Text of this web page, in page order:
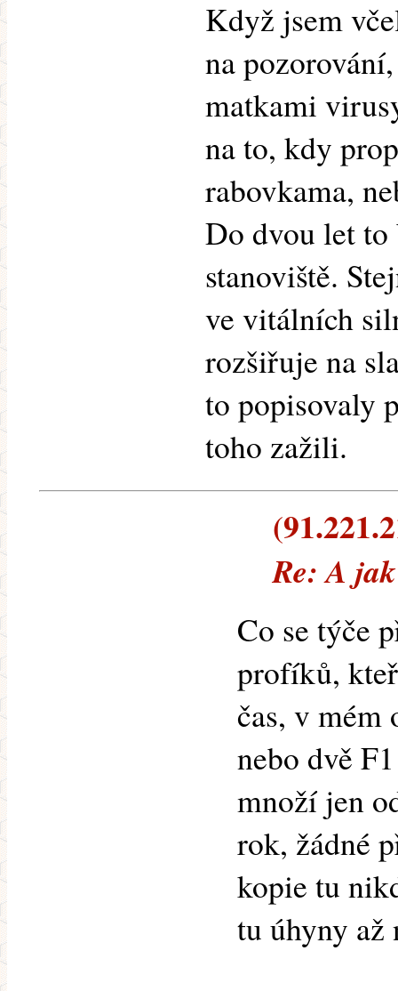
Když jsem
na
matkami
na to, kdy
rabovkama,
Do dvou let to
stanoviště.
ve vitálních
rozšiřuje na
to popisovaly
toho zažili.
Re: A
Co se týče
profíků,
čas, v
nebo dvě
množí jen
rok, žádné
kopie tu
tu úhyny až